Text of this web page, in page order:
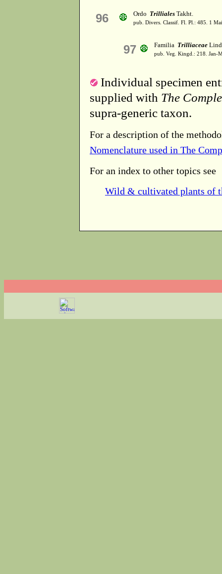
96 Ordo Trilliales Takht.
pub. Divers. Classif. Fl. Pl.: 485. 1
97 Familia Trilliaceae
pub. Veg. Kingd.: 218. Jan-
Individual specimen
supplied with The
supra-generic taxon.
For a description of the
Nomenclature used in The
For an index to other topics see
Wild & cultivated plants of